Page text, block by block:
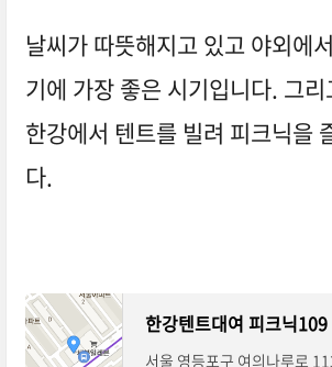
날씨가 따뜻해지고 있고 야외에
기에 가장 좋은 시기입니다. 그
한강에서 텐트를 빌려 피크닉을
다.
한강텐트대여 피크닉
서울 영등포구 여의나루로